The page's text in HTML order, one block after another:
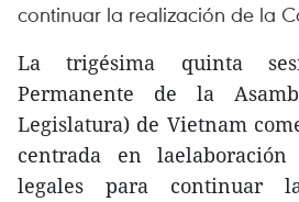
continuar la realización de la
La trigésima quinta
Permanente de la
Legislatura) de Vietnam
centrada en
legales para continuar